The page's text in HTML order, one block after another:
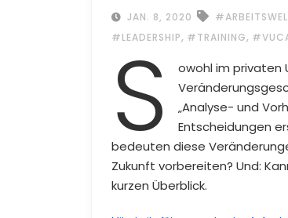
JAN. 8, 2020
#LEADERSHIP, #TRAINING,
S
owohl im privaten
„Analyse- und
Entscheidungen
bedeuten diese
Zukunft vorbereiten? Und:
kurzen Überblick.